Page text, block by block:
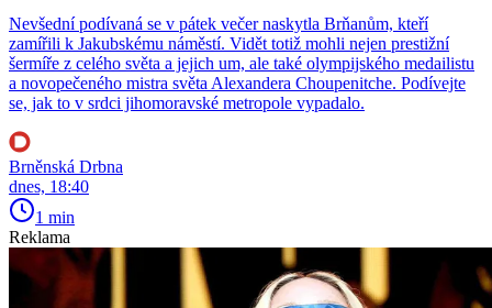
Nevšední podívaná se v pátek večer naskytla Brňanům, kteří
zamířili k Jakubskému náměstí. Vidět totiž mohli nejen prestižní
šermíře z celého světa a jejich um, ale také olympijského medailistu
a novopečeného mistra světa Alexandera Choupenitche. Podívejte
se, jak to v srdci jihomoravské metropole vypadalo.
Brněnská Drbna
dnes, 18:40
1 min
Reklama